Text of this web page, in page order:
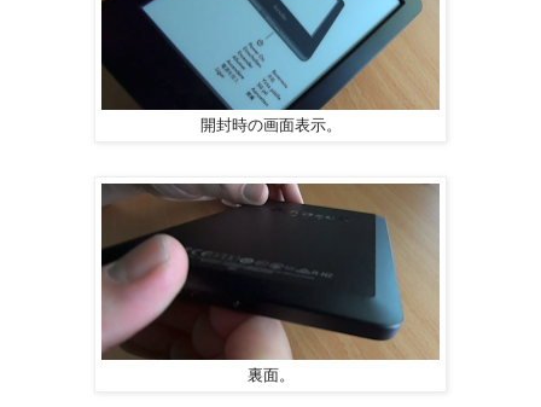
開封時の画面表示。
裏面。